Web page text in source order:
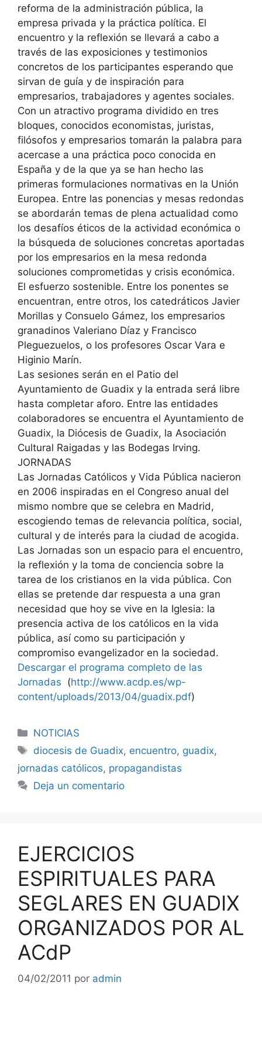
reforma de la administración pública, la
empresa privada y la práctica política. El
encuentro y la reflexión se llevará a cabo a
través de las exposiciones y testimonios
concretos de los participantes esperando que
sirvan de guía y de inspiración para
empresarios, trabajadores y agentes sociales.
Con un atractivo programa dividido en tres
bloques, conocidos economistas, juristas,
filósofos y empresarios tomarán la palabra para
acercase a una práctica poco conocida en
España y de la que ya se han hecho las
primeras formulaciones normativas en la Unión
Europea. Entre las ponencias y mesas redondas
se abordarán temas de plena actualidad como
los desafíos éticos de la actividad económica o
la búsqueda de soluciones concretas aportadas
por los empresarios en la mesa redonda
soluciones comprometidas y crisis económica.
El esfuerzo sostenible. Entre los ponentes se
encuentran, entre otros, los catedráticos Javier
Morillas y Consuelo Gámez, los empresarios
granadinos Valeriano Díaz y Francisco
Pleguezuelos, o los profesores Oscar Vara e
Higinio Marín.
Las sesiones serán en el Patio del
Ayuntamiento de Guadix y la entrada será libre
hasta completar aforo. Entre las entidades
colaboradores se encuentra el Ayuntamiento de
Guadix, la Diócesis de Guadix, la Asociación
Cultural Raigadas y las Bodegas Irving.
JORNADAS
Las Jornadas Católicos y Vida Pública nacieron
en 2006 inspiradas en el Congreso anual del
mismo nombre que se celebra en Madrid,
escogiendo temas de relevancia política, social,
cultural y de interés para la ciudad de acogida.
Las Jornadas son un espacio para el encuentro,
la reflexión y la toma de conciencia sobre la
tarea de los cristianos en la vida pública. Con
ellas se pretende dar respuesta a una gran
necesidad que hoy se vive en la Iglesia: la
presencia activa de los católicos en la vida
pública, así como su participación y
compromiso evangelizador en la sociedad.
Descargar el programa completo de las
Jornadas (http://www.acdp.es/wp-
content/uploads/2013/04/guadix.pdf)
Categorías
NOTICIAS
Etiquetas
diocesis de Guadix, encuentro, guadix,
jornadas católicos, propagandistas
Deja un comentario
EJERCICIOS
ESPIRITUALES PARA
SEGLARES EN GUADIX
ORGANIZADOS POR AL
ACdP
04/02/2011 por admin